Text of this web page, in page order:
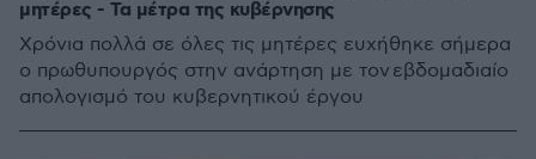
μητέρες - Τα μέτρα της κυβέρνησης
Χρόνια πολλά σε όλες τις μητέρες ευχήθηκε σήμερα
ο πρωθυπουργός στην ανάρτηση με τον εβδομαδιαίο
απολογισμό του κυβερνητικού έργου